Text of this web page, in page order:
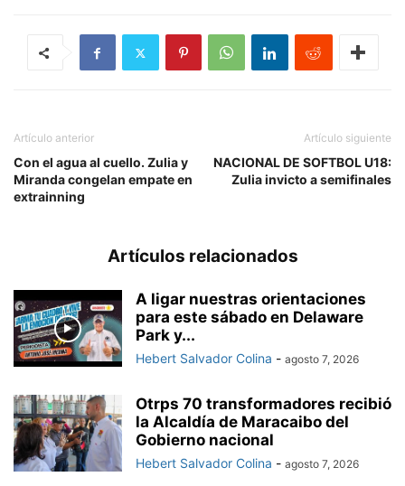
Artículo anterior
Con el agua al cuello. Zulia y
Miranda congelan empate en
extrainning
Artículo siguiente
NACIONAL DE SOFTBOL U18:
Zulia invicto a semifinales
Artículos relacionados
A ligar nuestras orientaciones
para este sábado en Delaware
Park y...
Hebert Salvador Colina - agosto 7, 2026
Otrps 70 transformadores recibió
la Alcaldía de Maracaibo del
Gobierno nacional
Hebert Salvador Colina - agosto 7, 2026